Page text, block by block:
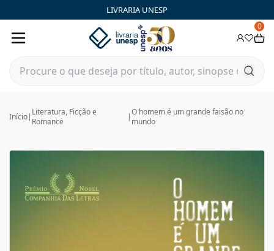
LIVRARIA UNESP
0
Início| Literatura, Ficção e
Romance
|O homem é um grande faisão no
mundo